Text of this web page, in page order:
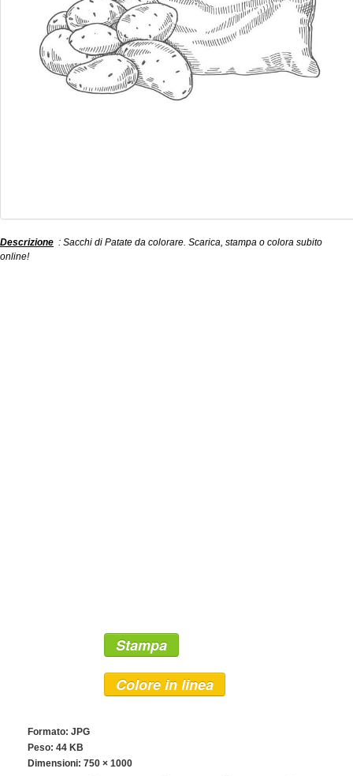
Descrizione : Sacchi di Patate da colorare. Scarica, stampa o colora subito
online!
Stampa
Colore in linea
Formato: JPG
Peso: 44 KB
Dimensioni: 750 × 1000